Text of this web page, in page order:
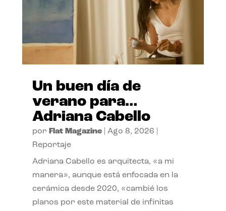
Un buen día de
verano para…
Adriana Cabello
por Flat Magazine| Ago 8, 2026
Reportaje
Adriana Cabello es arquitecta, «a mi
manera», aunque está enfocada en la
cerámica desde 2020, «cambié los
planos por este material de infinitas